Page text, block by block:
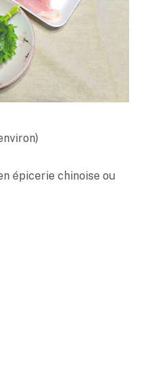
épicerie chinoise ou